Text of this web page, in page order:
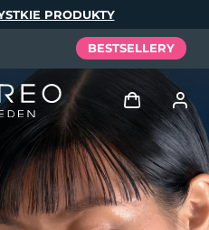
PRODUKTY
BESTSELLERY
Zaloguj
Profil użytkownika